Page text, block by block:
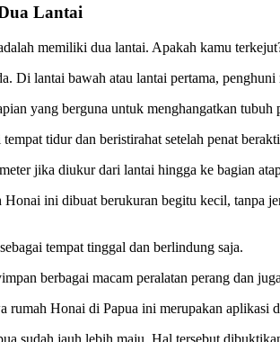
Lantai
memiliki dua lantai. Apakah kamu
Di lantai bawah atau lantai pertama,
yang berguna untuk menghangatkan
tidur dan beristirahat setelah penat
jika diukur dari lantai hingga ke bagian
Honai ini dibuat berukuran begitu kecil, tanpa
tempat tinggal dan berlindung saja.
berbagai macam peralatan perang dan
rumah Honai di Papua ini merupakan aplikasi
sudah jauh lebih maju. Hal tersebut